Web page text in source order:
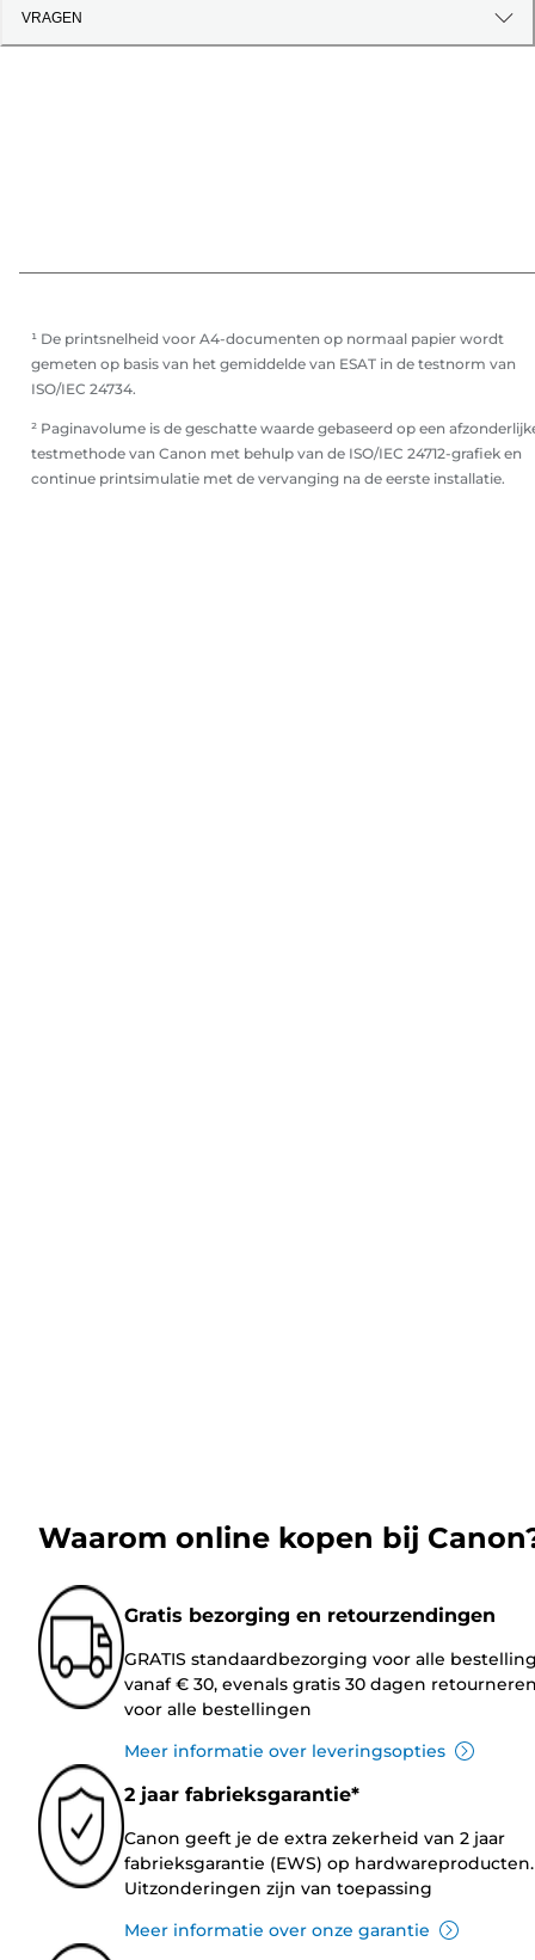
VRAGEN
¹ De printsnelheid voor A4-documenten op normaal papier wordt
gemeten op basis van het gemiddelde van ESAT in de testnorm van
ISO/IEC 24734.
² Paginavolume is de geschatte waarde gebaseerd op een
testmethode van Canon met behulp van de ISO/IEC 24712-grafiek en
continue printsimulatie met de vervanging na de eerste installatie.
Waarom online kopen bij
Gratis bezorging en retourzendingen
GRATIS standaardbezorging voor alle
vanaf € 30, evenals gratis 30 dagen
voor alle bestellingen
Meer informatie over leveringsopties
2 jaar fabrieksgarantie*
Canon geeft je de extra zekerheid van 2 jaar
fabrieksgarantie (EWS) op hardwareproducten.
Uitzonderingen zijn van toepassing
Meer informatie over onze garantie